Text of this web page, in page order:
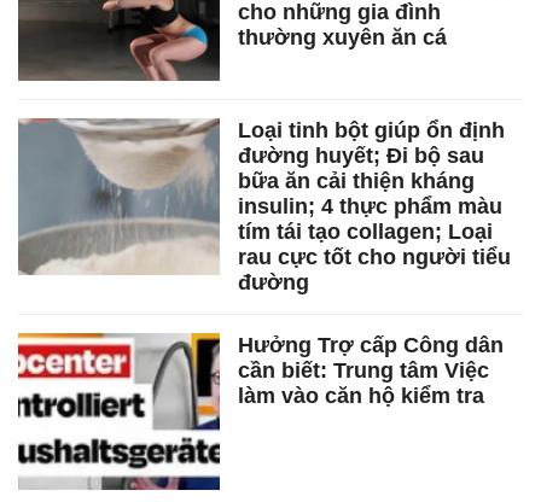
cho những gia đình
thường xuyên ăn cá
Loại tinh bột giúp ổn định
đường huyết; Đi bộ sau
bữa ăn cải thiện kháng
insulin; 4 thực phẩm màu
tím tái tạo collagen; Loại
rau cực tốt cho người tiểu
đường
Hưởng Trợ cấp Công dân
cần biết: Trung tâm Việc
làm vào căn hộ kiểm tra